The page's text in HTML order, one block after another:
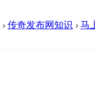
› 传奇发布网知识 › 马